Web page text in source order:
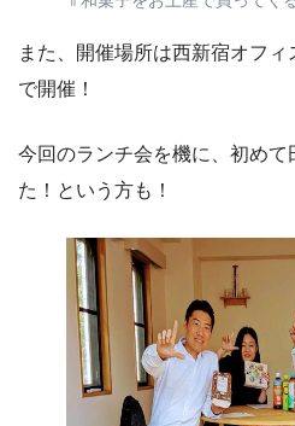
また、開催場所は西新宿オフ
で開催！
今回のランチ会を機に、初めて
た！という方も！